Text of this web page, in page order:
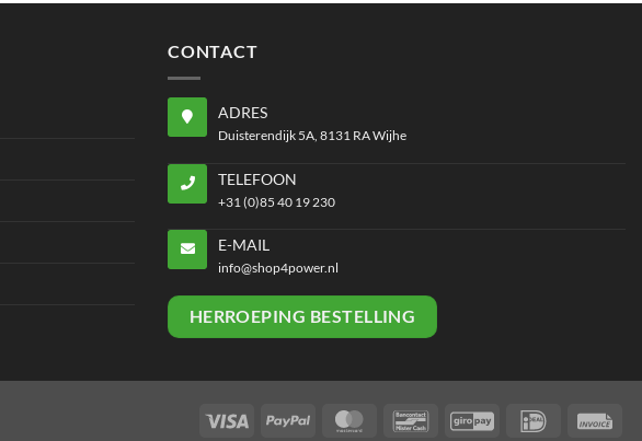
CONTACT
ADRES
Duisterendijk 5A, 8131 RA Wijhe
TELEFOON
+31 (0)85 40 19 230
E-MAIL
info@shop4power.nl
HERROEPING BESTELLING
Visa PayPal MasterCardBancontactGiroPay IDeal